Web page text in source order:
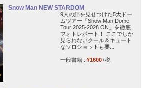
Snow Man NEW STARDOM
9人の絆を見せつけた5大ドー
ムツアー「Snow Man Dome
Tour 2025-2026 ON」を徹底
フォトレポート！ ここでしか
見られないクール＆キュート
なソロショットも要...
一般書籍 : ¥1600+税